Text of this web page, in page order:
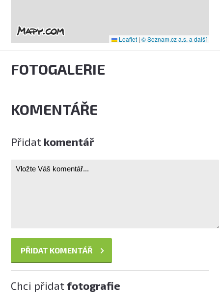
Leaflet | © Seznam.cz a.s. a další
FOTOGALERIE
KOMENTÁŘE
Přidat komentář
Chci přidat fotografie